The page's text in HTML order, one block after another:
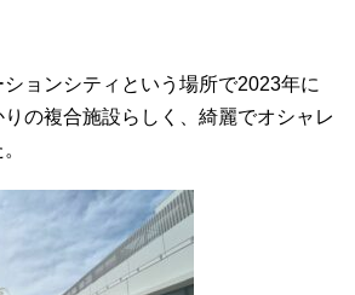
ョンシティという場所で2023年に
の複合施設らしく、綺麗でオシャレ